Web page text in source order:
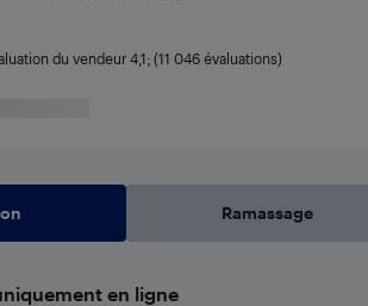
du vendeur 4,1; (11 046 évaluations)
Ramassage
en ligne